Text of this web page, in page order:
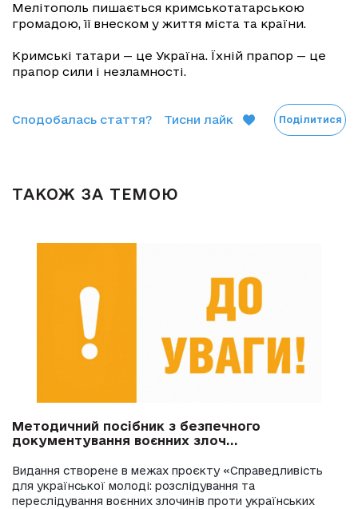
Мелітополь пишається кримськотатарською
громадою, її внеском у життя міста та країни.
Кримські татари — це Україна. Їхній прапор — це
прапор сили і незламності.
Сподобалась стаття? Тисни лайк Поділитися
ТАКОЖ ЗА ТЕМОЮ
Методичний посібник з безпечного
документування воєнних злоч...
Видання створене в межах проєкту «Справедливість
для української молоді: розслідування та
переслідування воєнних злочинів проти українських